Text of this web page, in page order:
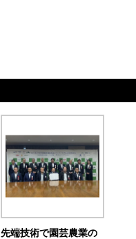
先端技術で園芸農業の